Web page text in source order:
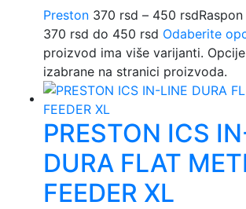
Preston 370 rsd – 450 rsd
370 rsd do 450 rsd Odaberite
proizvod ima više varijanti.
izabrane na stranici proizvoda.
PRESTON ICS
DURA FLAT
FEEDER XL